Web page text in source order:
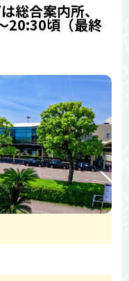
総合案内所、
20:30頃（最終